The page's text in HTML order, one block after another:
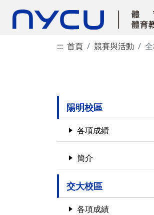
::: 首頁 競賽與活動
陽明校區
各項成績
簡介
交大校區
各項成績